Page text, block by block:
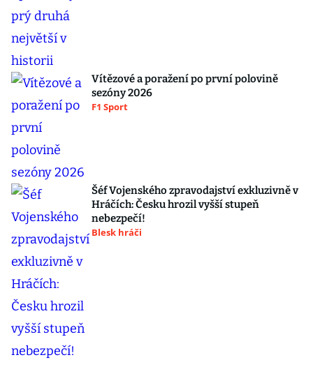
Vítězové a poražení po první polovině
sezóny 2026
F1 Sport
Šéf Vojenského zpravodajství exkluzivně v
Hráčích: Česku hrozil vyšší stupeň
nebezpečí!
Blesk hráči